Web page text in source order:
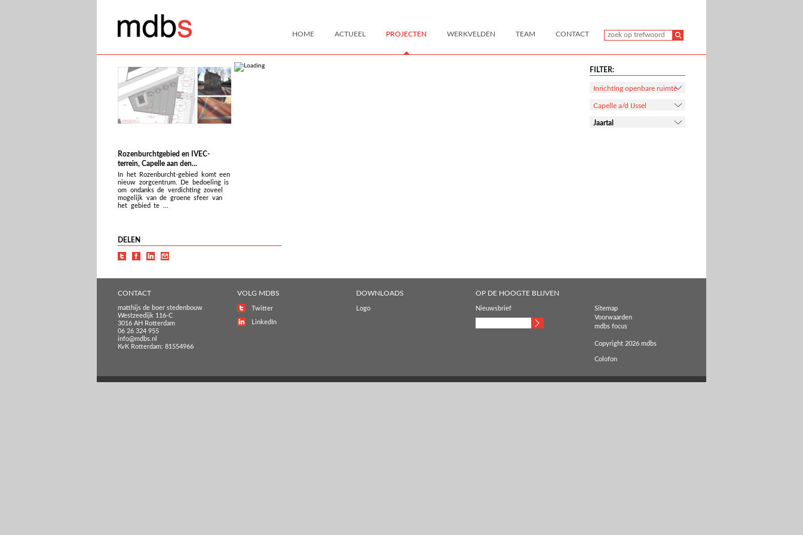
HOME ACTUEEL PROJECTEN WERKVELDEN TEAM CONTACT
Rozenburchtgebied en IVEC-
terrein, Capelle aan den...
In het Rozenburcht-gebied komt een
nieuw zorgcentrum. De bedoeling is
om ondanks de verdichting zoveel
mogelijk van de groene sfeer van
het gebied te ...
DELEN
FILTER:
Inrichting openbare ruimte
Capelle a/d IJssel
Jaartal
CONTACT
matthijs de boer stedenbouw
Westzeedijk 116-C
3016 AH Rotterdam
06 26 324 955
info@mdbs.nl
KvK Rotterdam: 81554966
VOLG MDBS
Twitter
LinkedIn
DOWNLOADS
Logo
OP DE HOOGTE BLIJVEN
Nieuwsbrief
Sitemap
Voorwaarden
mdbs focus
Copyright 2026 mdbs
Colofon